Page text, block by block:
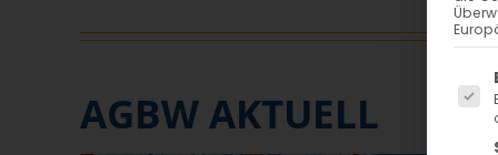
AGBW AKTUELL
Es